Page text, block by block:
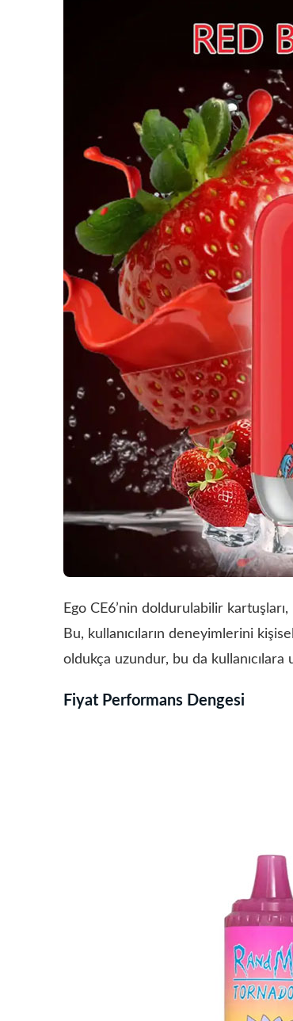
Ego CE6’nin doldurulabilir
Bu, kullanıcıların deneyimlerini
oldukça uzundur, bu da
Fiyat Performans Dengesi